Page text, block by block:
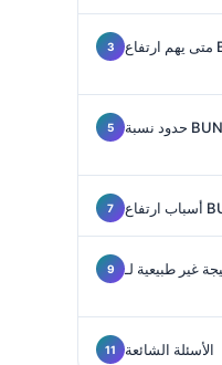
الأسئلة الشائعة